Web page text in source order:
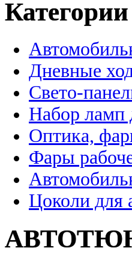
Категории
Дневные
Свето-
Набор ламп
Оптика,
Фары
Цоколи для